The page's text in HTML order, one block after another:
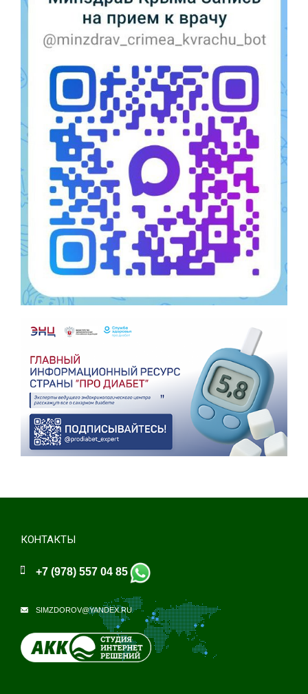
КОНТАКТЫ
+7 (978) 557 04 85
SIMZDOROV@YANDEX.RU